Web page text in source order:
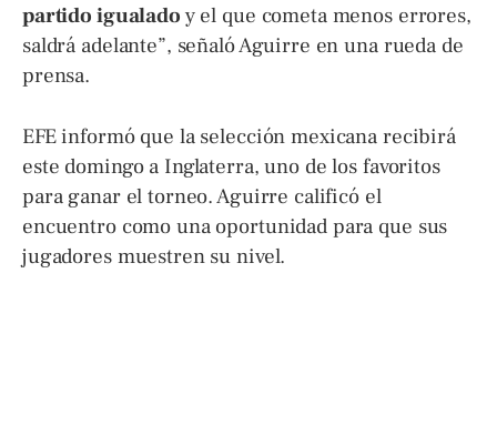
partido igualado y el que cometa menos errores,
saldrá adelante”, señaló Aguirre en una rueda de
prensa.
EFE informó que la selección mexicana recibirá
este domingo a Inglaterra, uno de los favoritos
para ganar el torneo. Aguirre calificó el
encuentro como una oportunidad para que sus
jugadores muestren su nivel.